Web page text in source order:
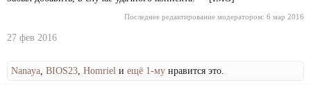
Последнее редактирование модератором: 6 мар 2016
27 фев 2016
Nanaya, BIOS23, Homriel и ещё 1-му нравится это.